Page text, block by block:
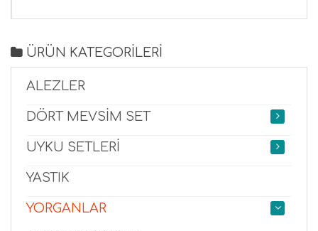
ÜRÜN KATEGORİLERİ
ALEZLER
DÖRT MEVSİM SET
UYKU SETLERİ
YASTIK
YORGANLAR